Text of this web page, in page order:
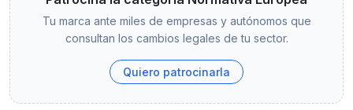
Tu marca ante miles de empresas y autónomos que
consultan los cambios legales de tu sector.
Quiero patrocinarla